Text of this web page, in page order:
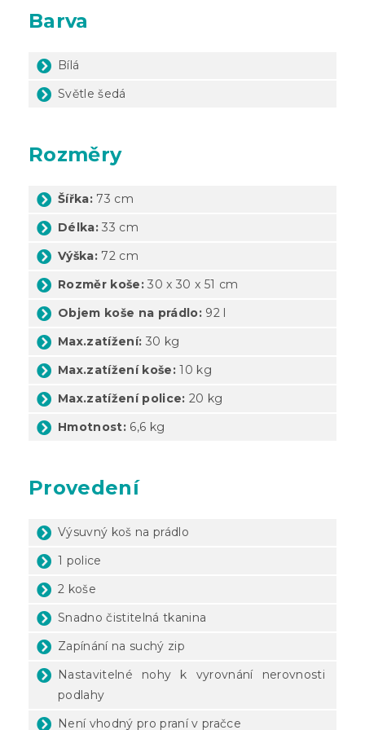
Barva
Bílá
Světle šedá
Rozměry
Šířka: 73 cm
Délka: 33 cm
Výška: 72 cm
Rozměr koše: 30 x 30 x 51 cm
Objem koše na prádlo: 92 l
Max.zatížení: 30 kg
Max.zatížení koše: 10 kg
Max.zatížení police: 20 kg
Hmotnost: 6,6 kg
Provedení
Výsuvný koš na prádlo
1 police
2 koše
Snadno čistitelná tkanina
Zapínání na suchý zip
Nastavitelné nohy k vyrovnání nerovnosti
podlahy
Není vhodný pro praní v pračce